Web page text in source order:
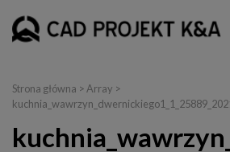
Strona główna > Array >